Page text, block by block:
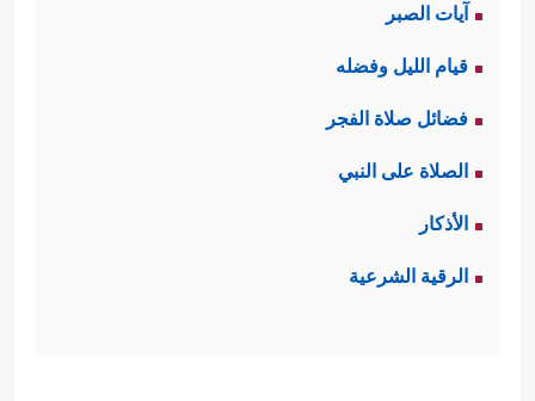
آيات الصبر
قيام الليل وفضله
فضائل صلاة الفجر
الصلاة على النبي
الأذكار
الرقية الشرعية